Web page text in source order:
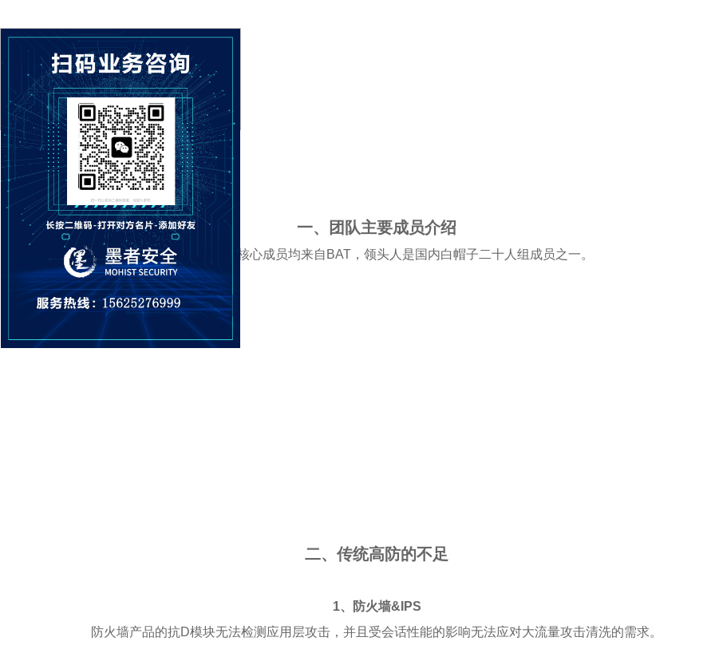
一、团队主要成员介绍
墨者安全团队核心成员均来自BAT，领头人是国内白帽子二十人组成员之一。
二、传统高防的不足
1、防火墙&IPS
防火墙产品的抗D模块无法检测应用层攻击，并且受会话性能的影响无法应对大流量攻击清洗的需求。